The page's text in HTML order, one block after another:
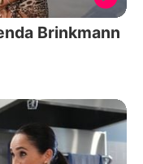
Brinkmann